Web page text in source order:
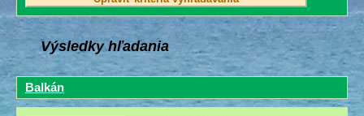
Výsledky hľadania
Balkán